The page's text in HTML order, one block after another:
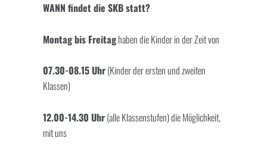
WANN findet die SKB statt?
Montag bis Freitaghaben die Kinder in der Zeit von
07.30-08.15 Uhr(Kinder der ersten und zweiten
Klassen)
12.00-14.30 Uhr(alle Klassenstufen) die Möglichkeit,
mit uns